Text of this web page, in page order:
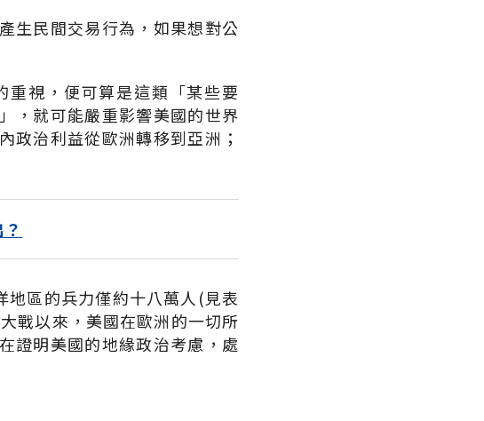
生民間交易行為，如果想對公
視，便可算是這類「某些要
，就可能嚴重影響美國的世界
政治利益從歐洲轉移到亞洲；
地區的兵力僅約十八萬人(見表
戰以來，美國在歐洲的一切所
證明美國的地緣政治考慮，處